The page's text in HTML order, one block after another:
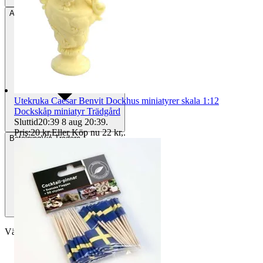
Avhämtning Helsingborg, Sverige
BetalningVia Tradera
Välj till köparskydd
Utekruka Caesar Benvit Dockhus miniatyrer skala 1:12
Dockskåp miniatyr Trädgård
Sluttid20:39 8 aug 20:39.
Pris:20 kr,Eller Köp nu 22 kr,.